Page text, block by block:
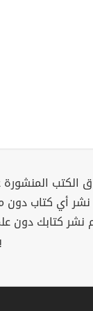
الكتب المنشورة
نشر أي كتاب دون
نشر كتابك دون